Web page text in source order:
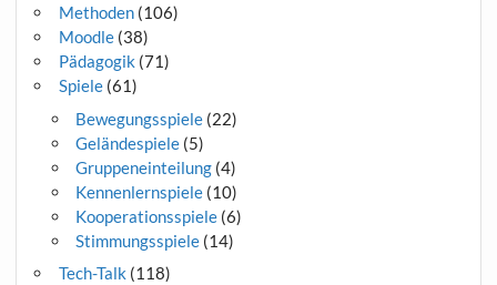
Methoden(106)
Moodle(38)
Pädagogik (71)
Spiele(61)
Bewegungsspiele(22)
Geländespiele(5)
Gruppeneinteilung(4)
Kennenlernspiele(10)
Kooperationsspiele(6)
Stimmungsspiele(14)
Tech-Talk (118)